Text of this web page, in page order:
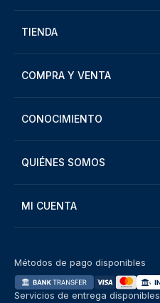
TIENDA
COMPRA Y VENTA
CONOCIMIENTO
QUIÉNES SOMOS
MI CUENTA
Métodos de pago disponibles
Servicios de entrega disponibles